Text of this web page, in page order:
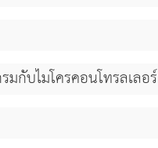
กับไมโครคอนโทรลเลอร์